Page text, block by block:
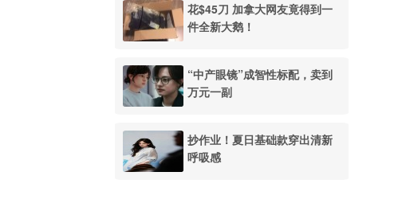
花$45刀 加拿大网友竟得到一
件全新大鹅！
“中产眼镜”成智性标配，卖到
万元一副
抄作业！夏日基础款穿出清新
呼吸感